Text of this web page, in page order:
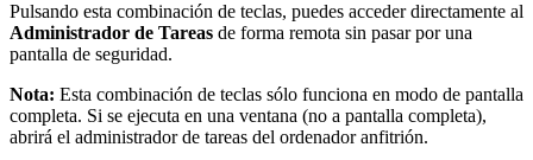
Pulsando esta combinación de teclas, puedes acceder directamente al
Administrador de Tareas de forma remota sin pasar por una
pantalla de seguridad.
Nota: Esta combinación de teclas sólo funciona en modo de pantalla
completa. Si se ejecuta en una ventana (no a pantalla completa),
abrirá el administrador de tareas del ordenador anfitrión.